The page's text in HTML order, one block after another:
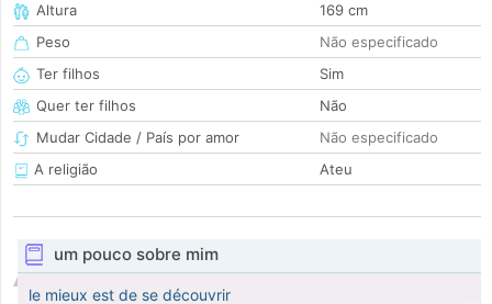
Altura
169 cm
Peso
Não especificado
Ter filhos
Sim
Quer ter filhos
Não
Mudar Cidade / País por amor
Não especificado
A religião
Ateu
um pouco sobre mim
le mieux est de se découvrir